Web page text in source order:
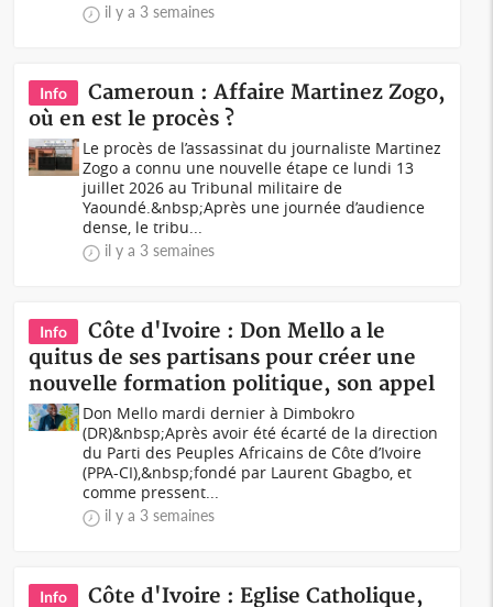
il y a 3 semaines
Info
Cameroun : Affaire Martinez Zogo,
où en est le procès ?
Le procès de l’assassinat du journaliste Martinez
Zogo a connu une nouvelle étape ce lundi 13
juillet 2026 au Tribunal militaire de
Yaoundé.&nbsp;Après une journée d’audience
dense, le tribu...
il y a 3 semaines
Info
Côte d'Ivoire : Don Mello a le
quitus de ses partisans pour créer une
nouvelle formation politique, son appel
Don Mello mardi dernier à Dimbokro
(DR)&nbsp;Après avoir été écarté de la direction
du Parti des Peuples Africains de Côte d’Ivoire
(PPA-CI),&nbsp;fondé par Laurent Gbagbo, et
comme pressent...
il y a 3 semaines
Info Côte d'Ivoire : Eglise Catholique,